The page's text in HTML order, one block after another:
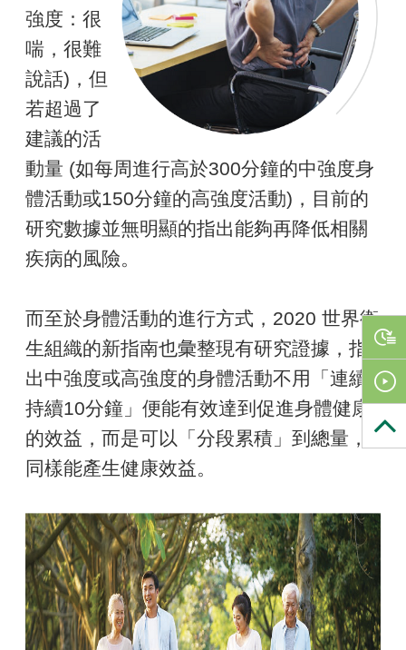
強度：很
喘，很難
說話)，但
若超過了
建議的活
動量 (如每周進行高於300分鐘的中強度身
體活動或150分鐘的高強度活動)，目前的
研究數據並無明顯的指出能夠再降低相關
疾病的風險。
而至於身體活動的進行方式，2020 世界衛
生組織的新指南也彙整現有研究證據，指
出中強度或高強度的身體活動不用「連續
持續10分鐘」便能有效達到促進身體健康
的效益，而是可以「分段累積」到總量，
同樣能產生健康效益。